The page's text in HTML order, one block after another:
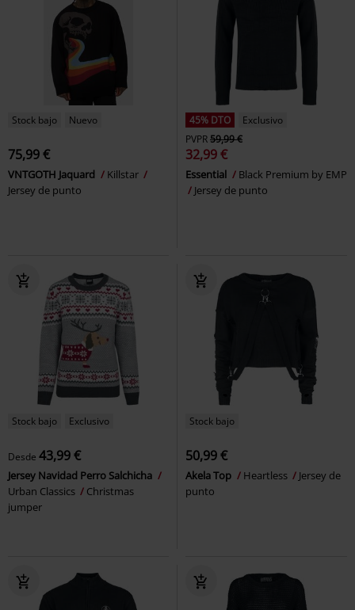
Stock bajo Nuevo
75,99 €
VNTGOTH Jaquard
Killstar
Jersey de punto
45% DTO
Exclusivo
PVPR59,99 €
32,99 €
Essential
Black Premium by EMP
Jersey de punto
Stock bajo Exclusivo
Desde 43,99 €
Jersey Navidad Perro Salchicha
Urban Classics
Christmas
jumper
Stock bajo
50,99 €
Akela Top Heartless
Jersey de
punto